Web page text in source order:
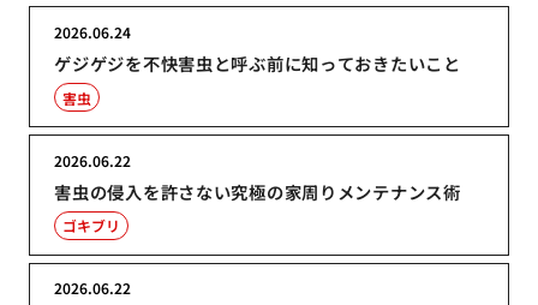
ゲジゲジを不快害虫と呼ぶ前に知っておきたいこと
2026.06.24
害虫
害虫の侵入を許さない究極の家周りメンテナンス術
2026.06.22
ゴキブリ
2026.06.22